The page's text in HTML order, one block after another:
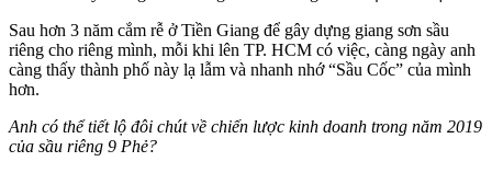
Sau hơn 3 năm cắm rễ ở Tiền Giang để gây dựng giang sơn sầu
riêng cho riêng mình, mỗi khi lên TP. HCM có việc, càng ngày anh
càng thấy thành phố này lạ lẫm và nhanh nhớ “Sầu Cốc” của mình
hơn.
Anh có thể tiết lộ đôi chút về chiến lược kinh doanh trong năm 2019
của sầu riêng 9 Phẻ?